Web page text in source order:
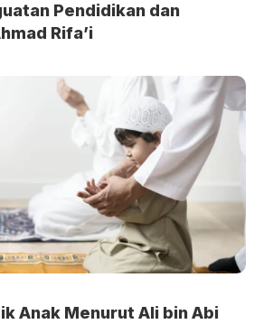
Pendidikan dan
Rifa’i
Anak Menurut Ali bin Abi